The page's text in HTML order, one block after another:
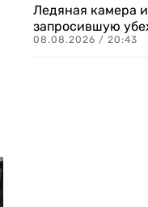
Ледяная камера
запросившую
08.08.2026 / 20:43